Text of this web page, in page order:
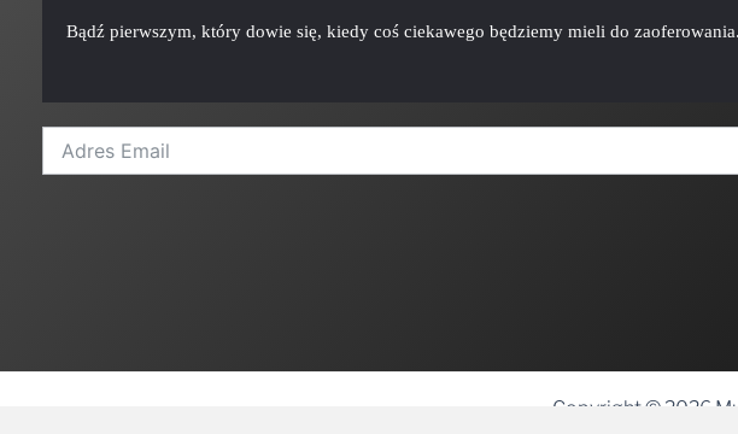
Bądź pierwszym, który dowie się, kiedy coś ciekawego będziemy mieli do zaoferowania.
l
Copyright © 2026